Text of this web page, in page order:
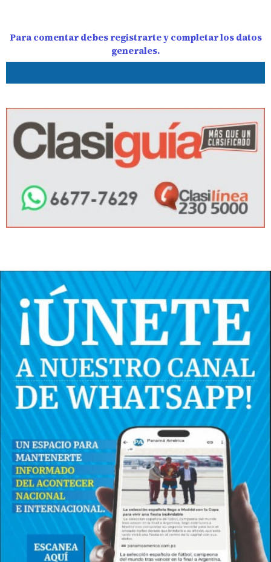
Para comentar debes registrarte y completar los datos
generales.